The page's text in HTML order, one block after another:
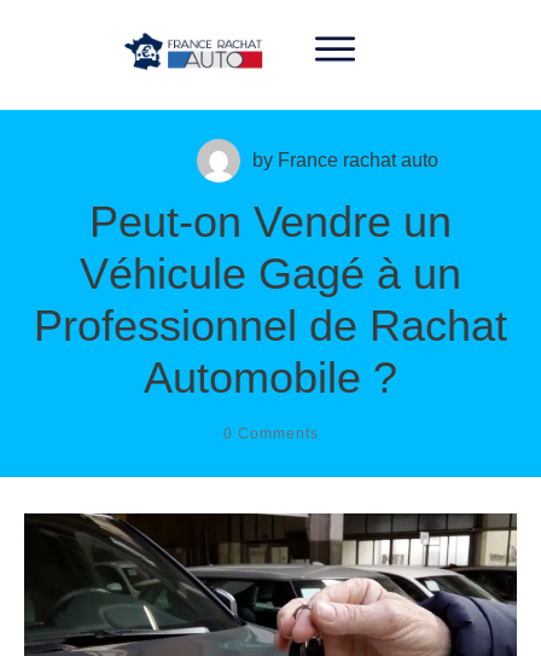
06 33 31 08 48
by France rachat auto
Peut-on Vendre un
Véhicule Gagé à un
Professionnel de Rachat
Automobile ?
0 Comments